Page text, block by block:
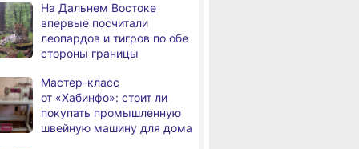
Эпидобстановка
в Хабаровском крае
стабильная
высокотехнологичную
помощь получили более
12,5 тысячи человек
На Дальнем Востоке
впервые посчитали
леопардов и тигров по обе
стороны границы
Мастер-класс
от «Хабинфо»: стоит ли
покупать промышленную
швейную машину для дома